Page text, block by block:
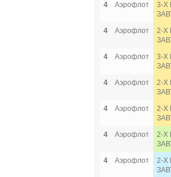
4 Аэрофлот
3-Х
4
Аэрофлот
2-Х
4
Аэрофлот
3-Х
4
Аэрофлот
2-Х
4
Аэрофлот
2-Х
4
Аэрофлот
2-Х
4
Аэрофлот
2-Х